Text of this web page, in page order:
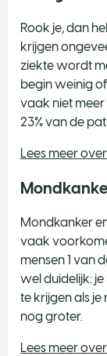
Rook je, dan
krijgen
ziekte wordt
begin weinig
vaak niet meer
23% van de
Lees meer
Mondkanker
vaak
mensen 1 van
wel duidelijk:
te krijgen als je
nog groter.
Lees meer